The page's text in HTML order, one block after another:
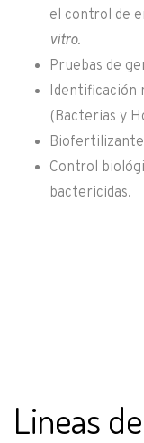
el control de
vitro.
Pruebas de
Identificación
(Bacterias y
Control
bactericidas.
Lineas